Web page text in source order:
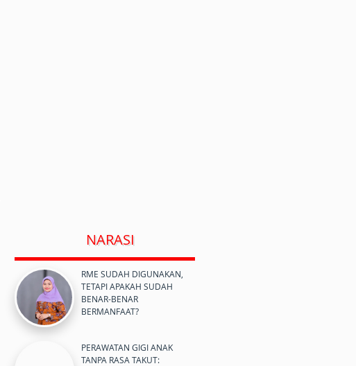
NARASI
RME SUDAH DIGUNAKAN,
TETAPI APAKAH SUDAH
BENAR-BENAR
BERMANFAAT?
PERAWATAN GIGI ANAK
TANPA RASA TAKUT: